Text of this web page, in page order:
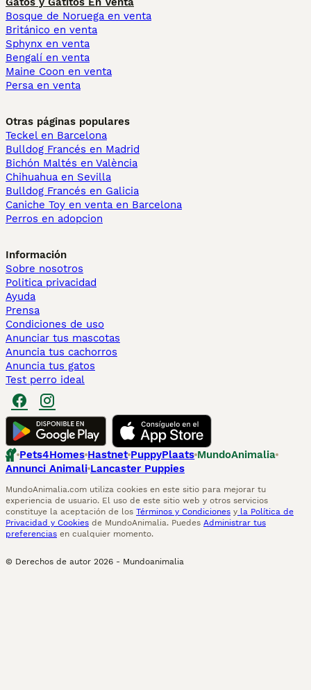
Bosque de Noruega en venta
Británico en venta
Sphynx en venta
Bengalí en venta
Maine Coon en venta
Persa en venta
Otras páginas populares
Teckel en Barcelona
Bulldog Francés en Madrid
Bichón Maltés en València
Chihuahua en Sevilla
Bulldog Francés en Galicia
Caniche Toy en venta en Barcelona
Perros en adopcion
Información
Sobre nosotros
Politica privacidad
Ayuda
Prensa
Condiciones de uso
Anunciar tus mascotas
Anuncia tus cachorros
Anuncia tus gatos
Test perro ideal
Pets4Homes Hastnet PuppyPlaats MundoAnimalia
Annunci Animali Lancaster Puppies
MundoAnimalia.com utiliza cookies en este sitio para mejorar tu
experiencia de usuario. El uso de este sitio web y otros servicios
constituye la aceptación de los Términos y Condiciones y la Política de
Privacidad y Cookies de MundoAnimalia. Puedes Administrar tus
preferencias en cualquier momento.
© Derechos de autor 2026 - Mundoanimalia